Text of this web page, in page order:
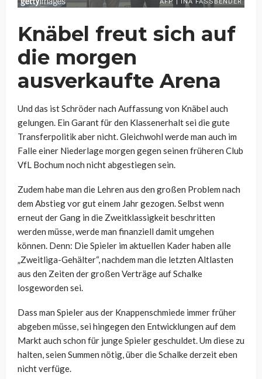
Knäbel freut sich auf
die morgen
ausverkaufte Arena
Und das ist Schröder nach Auffassung von Knäbel auch
gelungen. Ein Garant für den Klassenerhalt sei die gute
Transferpolitik aber nicht. Gleichwohl werde man auch im
Falle einer Niederlage morgen gegen seinen früheren Club
VfL Bochum noch nicht abgestiegen sein.
Zudem habe man die Lehren aus den großen Problem nach
dem Abstieg vor gut einem Jahr gezogen. Selbst wenn
erneut der Gang in die Zweitklassigkeit beschritten
werden müsse, werde man finanziell damit umgehen
können. Denn: Die Spieler im aktuellen Kader haben alle
„Zweitliga-Gehälter“, nachdem man die letzten Altlasten
aus den Zeiten der großen Verträge auf Schalke
losgeworden sei.
Dass man Spieler aus der Knappenschmiede immer früher
abgeben müsse, sei hingegen den Entwicklungen auf dem
Markt auch schon für junge Spieler geschuldet. Um diese zu
halten, seien Summen nötig, über die Schalke derzeit eben
nicht verfüge.